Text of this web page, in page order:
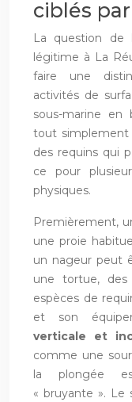
ciblés
La question de
légitime à La
faire une
activités de
sous-marine
tout simplement
des requins qui
ce pour
physiques.
Premièrement,
une proie
un nageur peut
une tortue, des
espèces de
et son
verticale et
comme une
la plongée
« bruyante ».